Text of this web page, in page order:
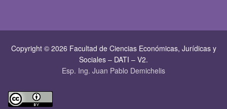
Copyright © 2026 Facultad de Ciencias Económicas, Jurí­dicas y
Sociales – DATI – V2.
Esp. Ing. Juan Pablo Demichelis